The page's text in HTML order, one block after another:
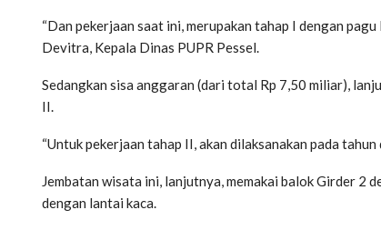
“Dan pekerjaan saat ini, merupakan tahap I dengan
Devitra, Kepala Dinas PUPR Pessel.
Sedangkan sisa anggaran (dari total Rp 7,50 miliar),
II.
“Untuk pekerjaan tahap II, akan dilaksanakan pada tahun
Jembatan wisata ini, lanjutnya, memakai balok Girder
dengan lantai kaca.